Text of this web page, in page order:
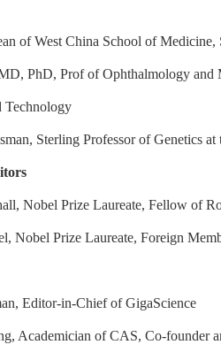
of West China School of Medicine,
PhD, Prof of Ophthalmology
Technology
Sterling Professor of Genetics
Nobel Prize Laureate, Fellow of
Nobel Prize Laureate, Foreign
Editor-in-Chief of GigaScience
Academician of CAS, Co-founder